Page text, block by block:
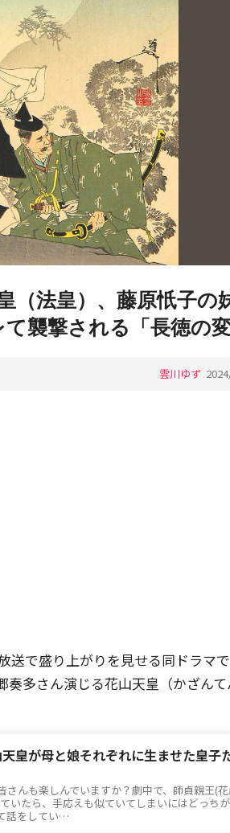
（法皇）、藤原忯子の
襲撃される「長徳の変
雲川ゆず
送で盛り上がりを見せる同ドラマ
多さん演じる花山天皇（かざん
皇が母と娘それぞれに生ませた皇子
さんも楽しんでいますか？劇中で、師貞親王(
いたら、手応えも似ていてしまいにはどっち
話をしてい…